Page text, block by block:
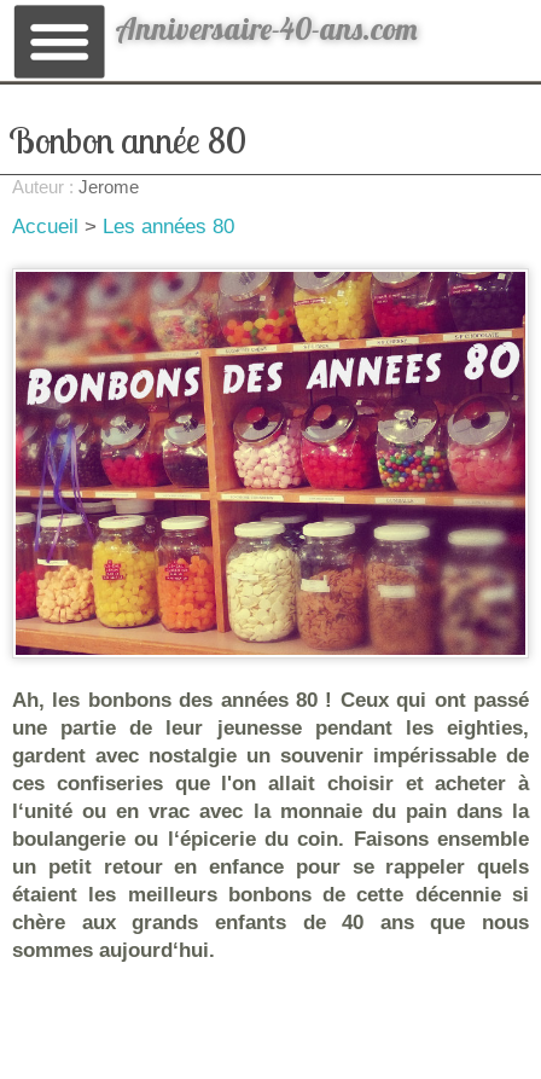
Anniversaire-40-ans.com
Bonbon année 80
Auteur : Jerome
Accueil > Les années 80
Ah, les bonbons des années 80 ! Ceux qui ont passé
une partie de leur jeunesse pendant les eighties,
gardent avec nostalgie un souvenir impérissable de
ces confiseries que l'on allait choisir et acheter à
l‘unité ou en vrac avec la monnaie du pain dans la
boulangerie ou l‘épicerie du coin. Faisons ensemble
un petit retour en enfance pour se rappeler quels
étaient les meilleurs bonbons de cette décennie si
chère aux grands enfants de 40 ans que nous
sommes aujourd‘hui.